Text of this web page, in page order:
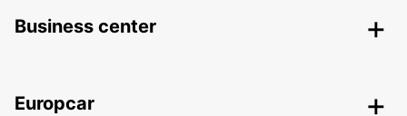
Business center
Europcar